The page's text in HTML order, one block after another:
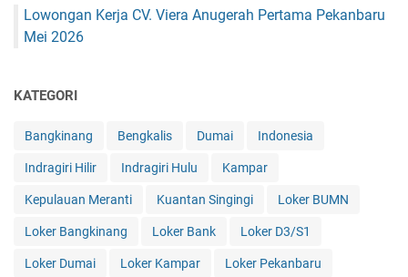
Lowongan Kerja CV. Viera Anugerah Pertama Pekanbaru
Mei 2026
KATEGORI
Bangkinang Bengkalis Dumai Indonesia
Indragiri Hilir Indragiri Hulu Kampar
Kepulauan Meranti Kuantan Singingi Loker BUMN
Loker Bangkinang Loker Bank Loker D3/S1
Loker Dumai Loker Kampar Loker Pekanbaru